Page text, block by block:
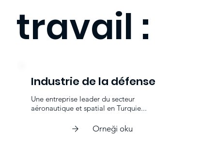
travail :
Industrie de la défense
Une entreprise leader du secteur
aéronautique et spatial en Turquie...
Orneği oku